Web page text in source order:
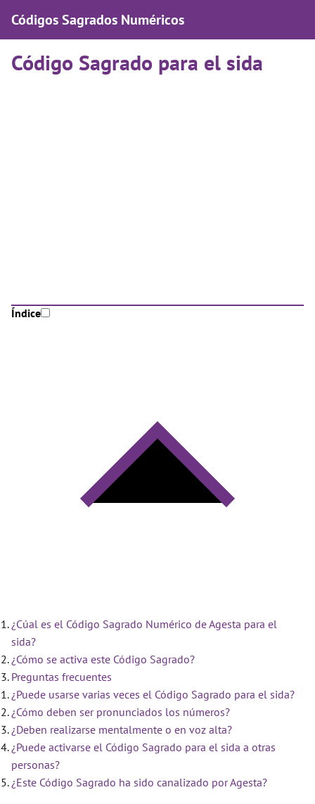
Códigos Sagrados Numéricos
Código Sagrado para el sida
Índice
¿Cúal es el Código Sagrado Numérico de Agesta para el
sida?
¿Cómo se activa este Código Sagrado?
Preguntas frecuentes
¿Puede usarse varias veces el Código Sagrado para el sida?
¿Cómo deben ser pronunciados los números?
¿Deben realizarse mentalmente o en voz alta?
¿Puede activarse el Código Sagrado para el sida a otras
personas?
¿Este Código Sagrado ha sido canalizado por Agesta?